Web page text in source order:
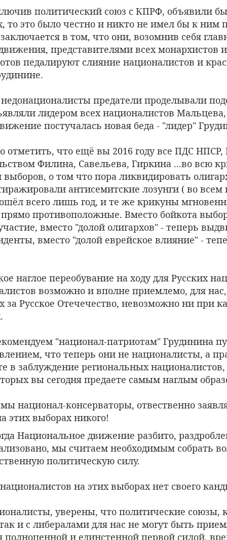
политический союз с КПРФ, объявили
то это было честно и никто не имел бы к ним
в том, что они, возомнив себя
представителями всех монархистов
педалируют слияние националистов и
недонационалисты предатели проделывали
лидером всех националистов Мальцева,
постучалась новая беда - "лидер"
отметить, что ещё вы 2016 году все ПДС
Филина, Савельева, Гиркина ...во всю
о том что пора ликвидировать
антисемитские лозунги ( во
всего лишь год, и те же крикуны
противоположные. Вместо бойкота
вместо "долой олигархов" - теперь
вместо "долой еврейское влияние" -
наглое переобувание на ходу для Русских
возможно и вполне приемлемо, для
Русское Отечечество, невозможно ни при
"национал-патриотам" Грудинина
что теперь они не националисты, а
в заблуждение региональных
вы сегодня предаете самым наглым
национал-консерваторы, отвественно
этих выборах никого!
Национальное движение разбито,
мы считаем необходимым собрать
политическую силу.
на этих выборах нет своего
уверены, что политические союзы,
и с либералами для нас не могут быть
полноценной и единстенной первой силой,